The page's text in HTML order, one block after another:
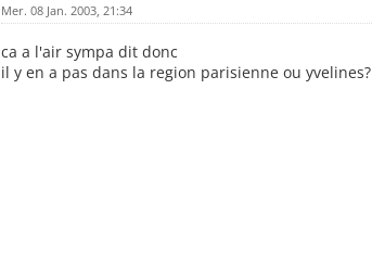
Mer. 08 Jan. 2003, 21:34
ca a l'air sympa dit donc
il y en a pas dans la region parisienne ou yvelines?